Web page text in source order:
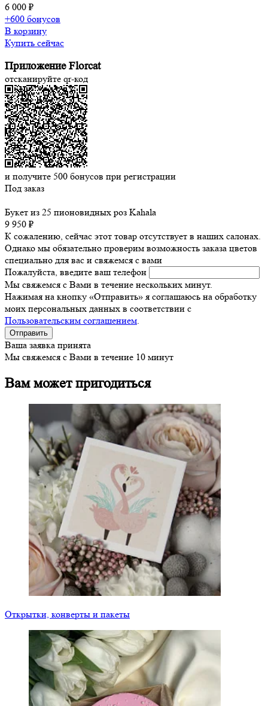
6 000 ₽
+600 бонусов
В корзину
Купить сейчас
Приложение Florcat
отсканируйте qr-код
и получите 500 бонусов при регистрации
Под заказ
Букет из 25 пионовидных роз Kahala
9 950 ₽
К сожалению, сейчас этот товар отсутствует в наших салонах.
Однако мы обязательно проверим возможность заказа цветов
специально для вас и свяжемся с вами
Пожалуйста, введите ваш телефон
Мы свяжемся с Вами в течение нескольких минут.
Нажимая на кнопку «Отправить» я соглашаюсь на обработку
моих персональных данных в соответствии с
Пользовательским соглашением.
Ваша заявка принята
Мы свяжемся с Вами в течение 10 минут
Вам может пригодиться
Открытки, конверты и пакеты